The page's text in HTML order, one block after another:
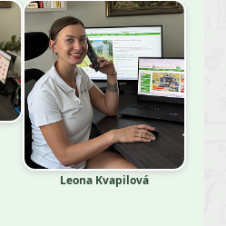
Leona Kvapilová